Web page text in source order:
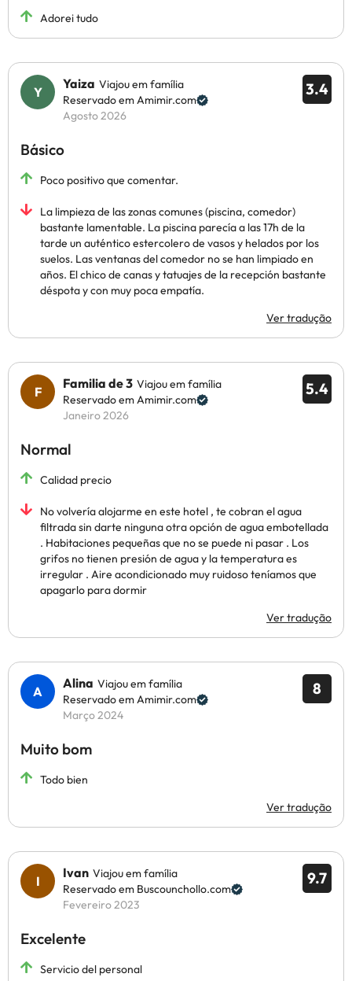
Adorei tudo
3.4
Yaiza Viajou em família
Reservado em Amimir.com
Agosto 2026
Básico
Poco positivo que comentar.
La limpieza de las zonas comunes (piscina, comedor)
bastante lamentable. La piscina parecía a las 17h de la
tarde un auténtico estercolero de vasos y helados por los
suelos. Las ventanas del comedor no se han limpiado en
años. El chico de canas y tatuajes de la recepción bastante
déspota y con muy poca empatía.
Ver tradução
5.4
Familia de 3 Viajou em família
Reservado em Amimir.com
Janeiro 2026
Normal
Calidad precio
No volvería alojarme en este hotel , te cobran el agua
filtrada sin darte ninguna otra opción de agua embotellada
. Habitaciones pequeñas que no se puede ni pasar . Los
grifos no tienen presión de agua y la temperatura es
irregular . Aire acondicionado muy ruidoso teníamos que
apagarlo para dormir
Ver tradução
8
Alina Viajou em família
Reservado em Amimir.com
Março 2024
Muito bom
Todo bien
Ver tradução
9.7
Ivan Viajou em família
Reservado em Buscounchollo.com
Fevereiro 2023
Excelente
Servicio del personal